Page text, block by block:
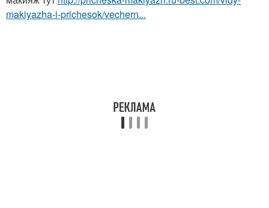
makiyazha-i-prichesok/vechern...